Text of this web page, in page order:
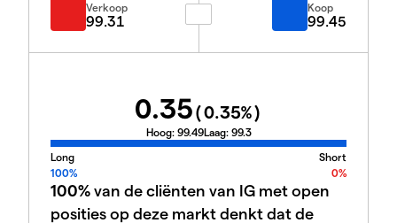
Verkoop
99.31
Koop
99.45
0.35(0.35%)
Hoog: 99.49Laag: 99.3
Long
Short
100%
0%
100%van de cliënten van IG met open
posities op deze markt denkt dat de